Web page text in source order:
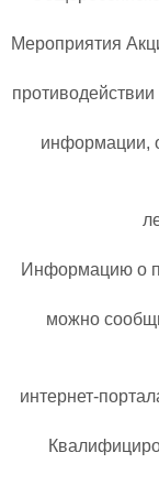
Мероприятия
информации,
Информацию о
можно
интернет-